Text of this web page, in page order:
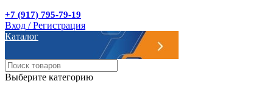
+7 (917) 795-79-19
Вход / Регистрация
Каталог
Выберите категорию